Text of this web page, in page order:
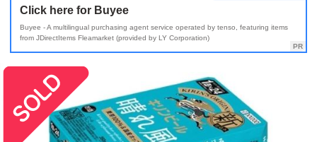
Click here for Buyee
Buyee - A multilingual purchasing agent service operated by tenso, featuring items
from JDirectItems Fleamarket (provided by LY Corporation)